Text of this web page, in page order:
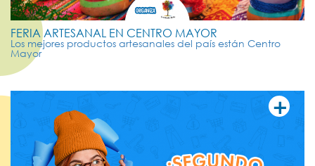
FERIA ARTESANAL EN CENTRO MAYOR
Los mejores productos artesanales del país están Centro
Mayor
VER
+